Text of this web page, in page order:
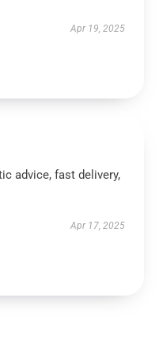
Apr 19, 2025
advice, fast delivery,
Apr 17, 2025